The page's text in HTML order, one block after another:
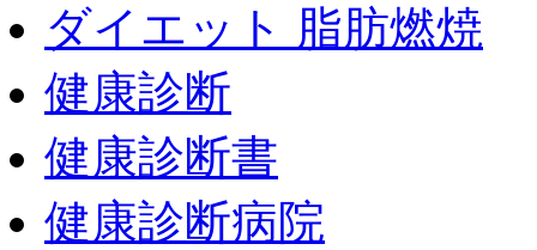
ダイエット 脂肪燃焼
健康診断
健康診断書
健康診断病院